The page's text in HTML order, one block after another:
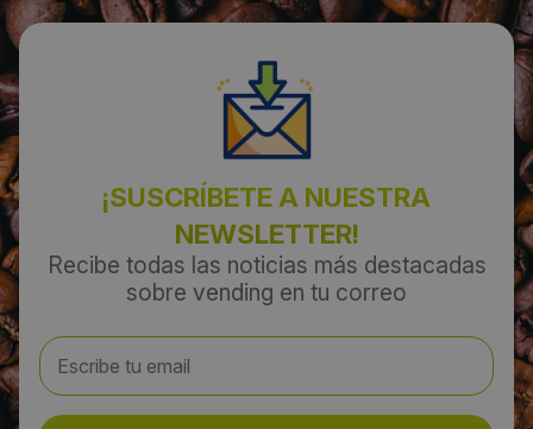
¡SUSCRÍBETE A NUESTRA
NEWSLETTER!
Recibe todas las noticias más destacadas
sobre vending en tu correo